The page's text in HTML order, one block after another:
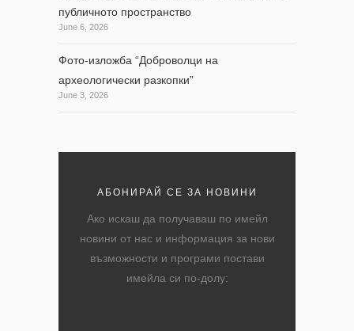
публичното пространство
June 6, 2026
Фото-изложба “Доброволци на
археологически разкопки”
June 3, 2026
АБОНИРАЙ СЕ ЗА НОВИНИ
Ако искаш да получаваш по имейл
новини от нас и информация за нови
възможности и програми постави
имейла си по-долу: